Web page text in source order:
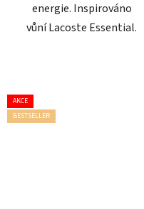
energie. Inspirováno
vůní Lacoste Essential.
AKCE
BESTSELLER